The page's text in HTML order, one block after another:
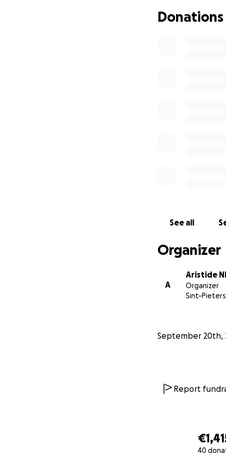
40
Cette opération
donner à Inès la
Donations
See all
Organizer
A
Aristide
Organizer
Sint-
September 20th,
Report